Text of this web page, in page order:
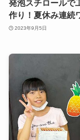
発泡スチロールで
作り！夏休み連続
2023年9月5日